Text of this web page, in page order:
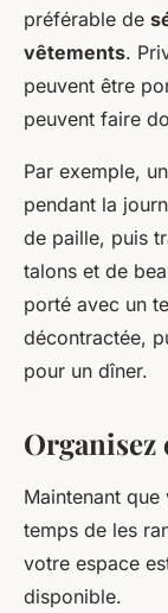
préférable de
vêtements.
peuvent être
peuvent faire
Par exemple,
pendant la
de paille, puis
talons et de
porté avec un
décontractée,
pour un dîner.
Organisez
Maintenant
temps de les
votre espace
disponible.